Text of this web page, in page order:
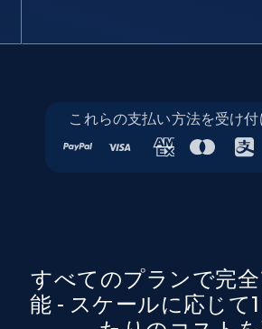
Linkedin job listings information
jobs by company URL
URL, Job posting id, Job title,
これらの支払い方法を受け
すべてのプランで完
能 - スケールに応じて